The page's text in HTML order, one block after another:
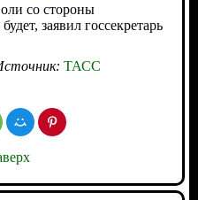
со стороны
заявил госсекретарь
ТАСС